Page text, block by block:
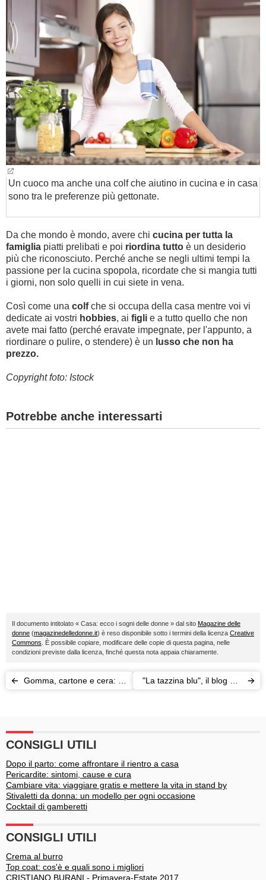
Un cuoco ma anche una colf che aiutino in cucina e in casa
sono tra le preferenze più gettonate.
Da che mondo è mondo, avere chi cucina per tutta la
famiglia piatti prelibati e poi riordina tutto è un desiderio
più che riconosciuto. Perché anche se negli ultimi tempi la
passione per la cucina spopola, ricordate che si mangia tutti
i giorni, non solo quelli in cui siete in vena.
Così come una colfche si occupa della casa mentre voi vi
dedicate ai vostri hobbies, ai figli e a tutto quello che non
avete mai fatto (perché eravate impegnate, per l'appunto, a
riordinare o pulire, o stendere) è un lusso che non ha
prezzo.
Copyright foto: Istock
Potrebbe anche interessarti
Il documento intitolato « Casa: ecco i sogni delle donne » dal sito Magazine delle
donne (magazinedelledonne.it) è reso disponibile sotto i termini della licenza Creative
Commons . È possibile copiare, modificare delle copie di questa pagina, nelle
condizioni previste dalla licenza, finché questa nota appaia chiaramente.
Gomma, cartone e cera: i
"La tazzina blu", il blog per
CONSIGLI UTILI
Dopo il parto: come affrontare il rientro a casa
Pericardite: sintomi, cause e cura
Cambiare vita: viaggiare gratis e mettere la vita in stand by
Stivaletti da donna: un modello per ogni occasione
Cocktail di gamberetti
CONSIGLI UTILI
Crema al burro
Top coat: cos'è e quali sono i migliori
CRISTIANO BURANI - Primavera-Estate 2017